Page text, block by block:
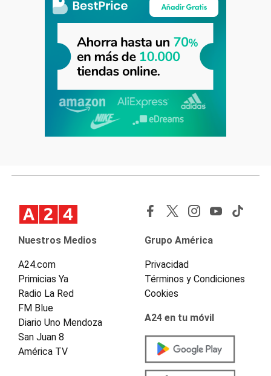
Nuestros Medios
A24.com
Primicias Ya
Radio La Red
FM Blue
Diario Uno Mendoza
San Juan 8
América TV
Grupo América
Privacidad
Términos y Condiciones
Cookies
A24 en tu móvil